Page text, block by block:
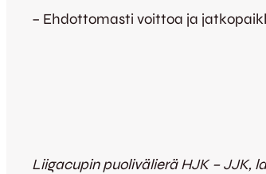
– Ehdottomasti voittoa ja
Liigacupin puolivälierä HJK – JJK,